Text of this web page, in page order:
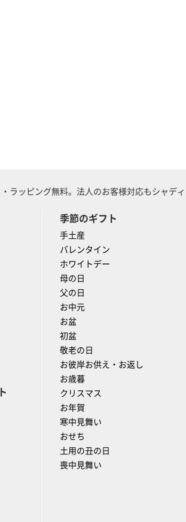
ラッピング無料。法人のお客様対応もシャデ
季節のギフト
手土産
バレンタイン
ホワイトデー
母の日
父の日
お中元
お盆
初盆
敬老の日
お彼岸お供え・お返し
お歳暮
クリスマス
お年賀
寒中見舞い
おせち
土用の丑の日
喪中見舞い